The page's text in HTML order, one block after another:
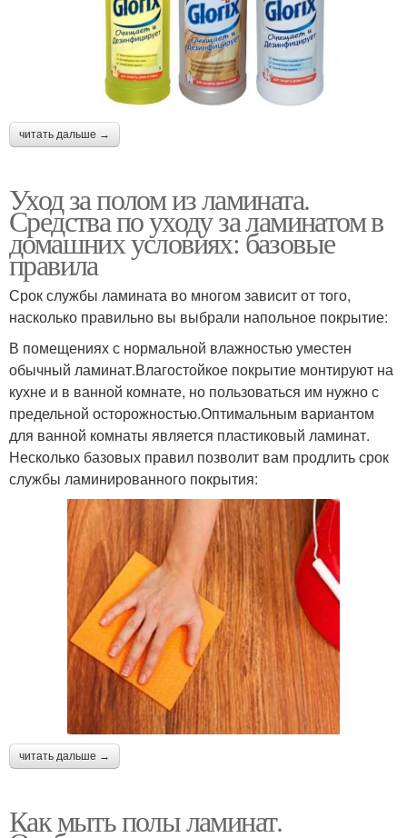
читать дальше →
Уход за полом из ламината.
Средства по уходу за ламинатом в
домашних условиях: базовые
правила
Срок службы ламината во многом зависит от того,
насколько правильно вы выбрали напольное покрытие:
В помещениях с нормальной влажностью уместен
обычный ламинат.Влагостойкое покрытие монтируют на
кухне и в ванной комнате, но пользоваться им нужно с
предельной осторожностью.Оптимальным вариантом
для ванной комнаты является пластиковый ламинат.
Несколько базовых правил позволит вам продлить срок
службы ламинированного покрытия:
читать дальше →
Как мыть полы ламинат.